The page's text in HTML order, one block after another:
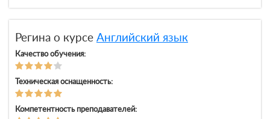
Регина о курсе Английский язык
Качество обучения:
Техническая оснащенность:
Компетентность преподавателей: